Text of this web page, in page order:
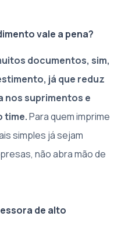
vale a pena?
documentos, sim,
já que reduz
nos suprimentos e
time.Para quem imprime
simples já sejam
não abra mão de
de alto